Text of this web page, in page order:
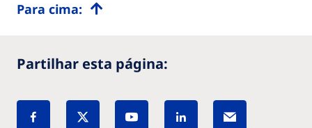
Para cima:
Partilhar esta página: